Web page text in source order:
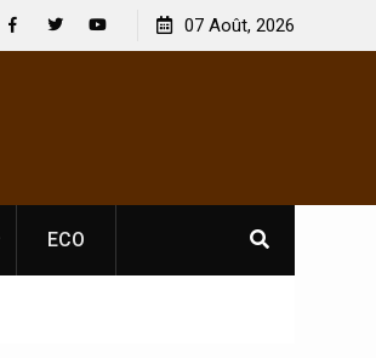
En
se
[France-Présidentielle 2027] Les
souveraineté démocratique
07 Août, 2026
ECO